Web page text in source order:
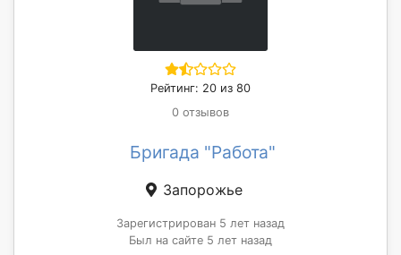
Рейтинг: 20 из 80
0 отзывов
Бригада "Работа"
Запорожье
Зарегистрирован 5 лет назад
Был на сайте 5 лет назад